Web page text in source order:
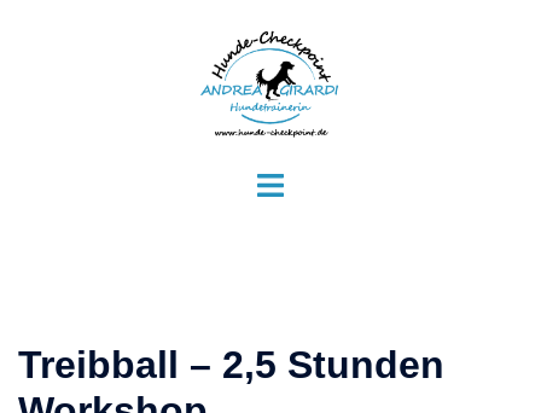
Menü
Treibball – 2,5 Stunden